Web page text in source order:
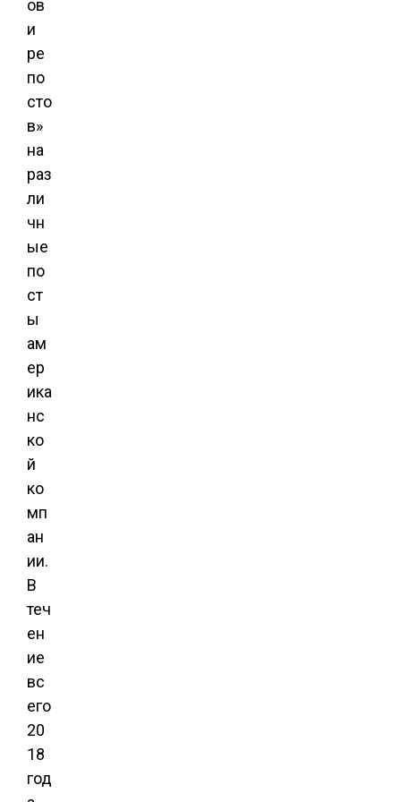
ов
и
ре
по
сто
в»
на
раз
ли
чн
ые
по
ст
ы
ам
ер
ика
нс
ко
й
ко
мп
ан
ии.
В
теч
ен
ие
вс
его
20
18
год